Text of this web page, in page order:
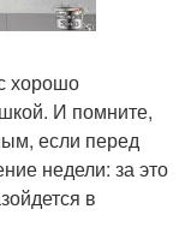
хорошо
И помните,
если перед
недели: за это
в